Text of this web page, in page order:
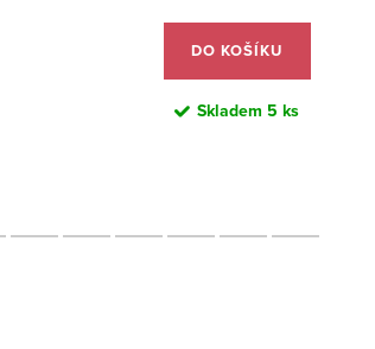
DO KOŠÍKU
Skladem 5 ks